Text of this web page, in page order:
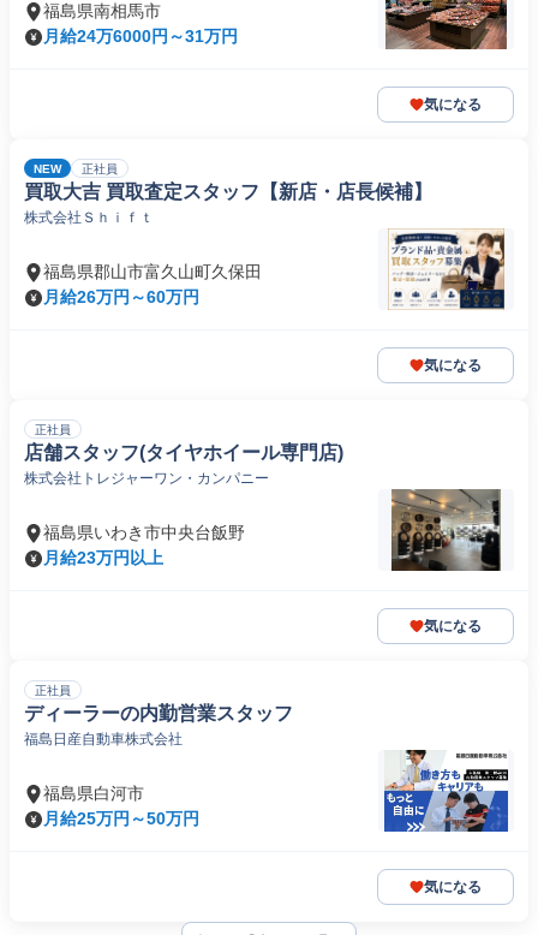
福島県南相馬市
月給24万6000円～31万円
気になる
NEW 正社員
買取大吉 買取査定スタッフ【新店・店長候補】
株式会社Ｓｈｉｆｔ
福島県郡山市富久山町久保田
月給26万円～60万円
気になる
正社員
店舗スタッフ(タイヤホイール専門店)
株式会社トレジャーワン・カンパニー
福島県いわき市中央台飯野
月給23万円以上
気になる
正社員
ディーラーの内勤営業スタッフ
福島日産自動車株式会社
福島県白河市
月給25万円～50万円
気になる